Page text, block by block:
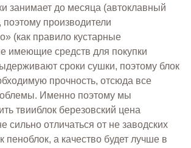
занимает до месяца (автоклавный
поэтому производители
(как правило кустарные
имеющие средств для покупки
сроки сушки, поэтому блок
прочность, отсюда все
Именно поэтому мы
твииблок березовский цена
сильно отличаться от не заводских
пеноблок, а качество будет лучше в